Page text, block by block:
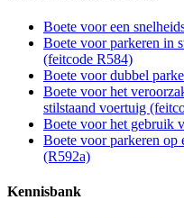
Boete voor een
Boete voor parkeren in
(feitcode R584)
Boete voor dubbel
Boete voor het
stilstaand voertuig
Boete voor het gebruik
Boete voor parkeren op
(R592a)
Kennisbank